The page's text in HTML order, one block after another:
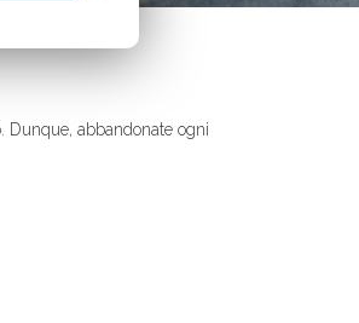
Dunque, abbandonate ogni